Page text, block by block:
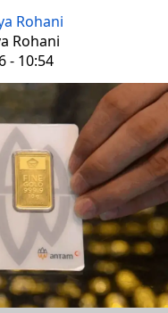
Rohani
Rohani
- 10:54